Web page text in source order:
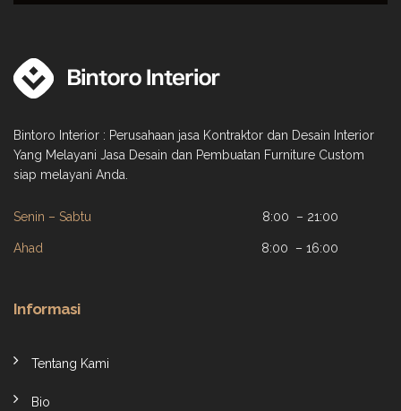
Bintoro Interior : Perusahaan jasa Kontraktor dan Desain Interior
Yang Melayani Jasa Desain dan Pembuatan Furniture Custom
siap melayani Anda.
Senin – Sabtu 8:00 – 21:00
Ahad 8:00 – 16:00
Informasi
Tentang Kami
Bio